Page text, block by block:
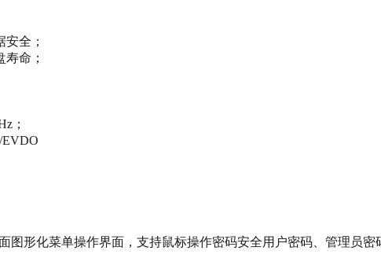
全；
命；
；
EVDO
图形化菜单操作界面，支持鼠标操作密码安全用户密码、管理员